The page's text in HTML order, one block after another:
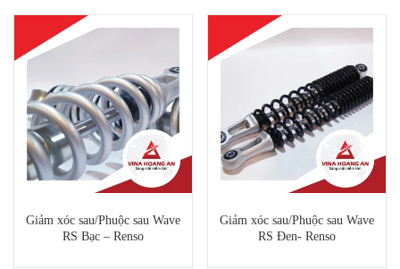
Giảm xóc sau/Phuộc sau Wave
RS Bạc – Renso
Giảm xóc sau/Phuộc sau Wave
RS Đen- Renso
Remember me
Lost password?